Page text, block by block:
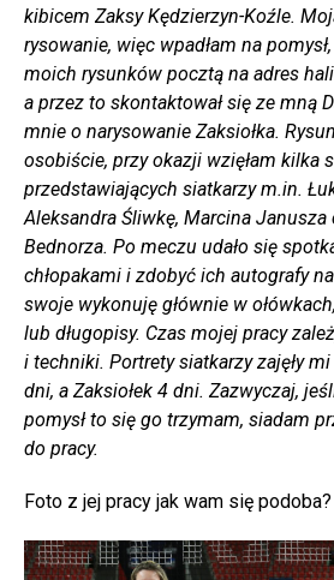
kibicem Zaksy Kędzierzyn-Koźle.
rysowanie, więc wpadłam na
moich rysunków pocztą na adres hali
a przez to skontaktował się ze mną
mnie o narysowanie Zaksiołka.
osobiście, przy okazji wzięłam kilka
przedstawiających siatkarzy m.in.
Aleksandra Śliwkę, Marcina Janusza
Bednorza. Po meczu udało się
chłopakami i zdobyć ich autografy
swoje wykonuję głównie w
lub długopisy. Czas mojej pracy
i techniki. Portrety siatkarzy zajęły
dni, a Zaksiołek 4 dni. Zazwyczaj,
pomysł to się go trzymam, siadam
do pracy.
Foto z jej pracy jak wam się podoba?